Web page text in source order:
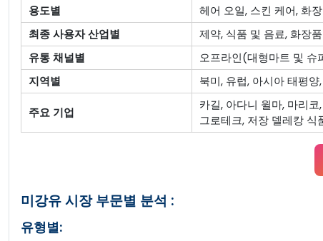
용도별
헤어 오일, 스킨 케어, 화
최종 사용자 산업별
제약, 식품 및 음료, 화장
유통 채널별
오프라인(대형마트 및 슈
지역별
북미, 유럽, 아시아 태평
주요 기업
카길, 아다니 윌마, 마리
그로테크, 저장 델레캉 식
미강유 시장 부문별 분석 :
유형별: